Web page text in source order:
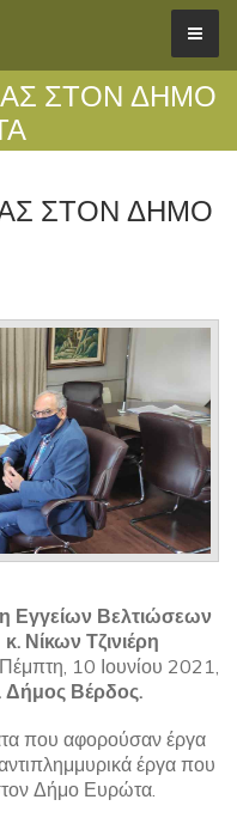
ΣΤΟΝ ΔΗΜΟ
ΣΤΟΝ ΔΗΜΟ
Εγγείων Βελτιώσεων
Νίκων Τζινιέρη
10 Ιουνίου 2021,
Βέρδος.
που αφορούσαν έργα
έργα που
Δήμο Ευρώτα.